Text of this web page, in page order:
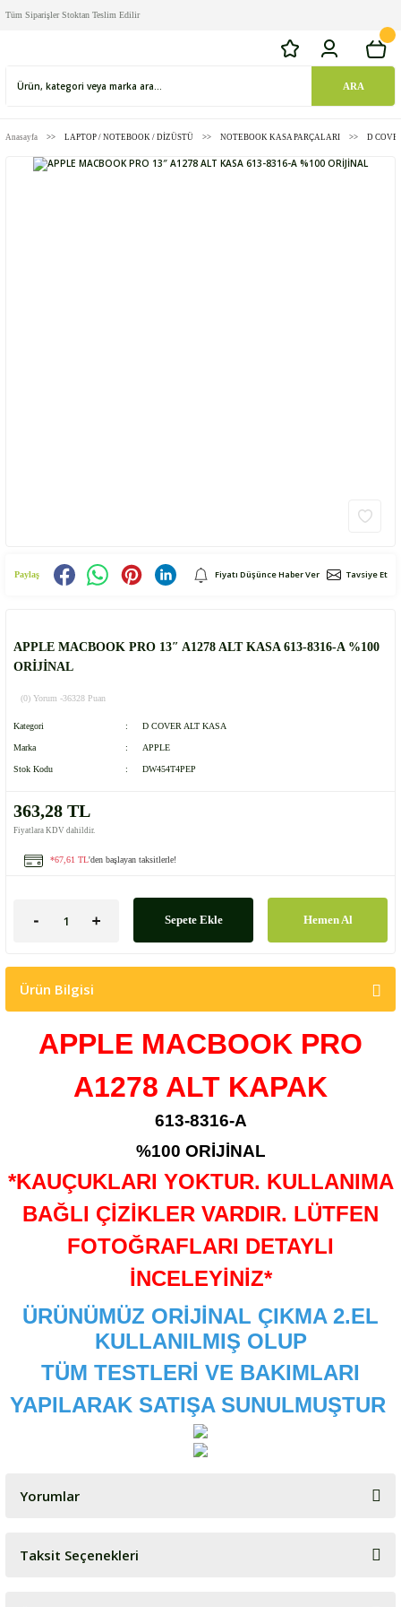
Tüm Siparişler Stoktan Teslim Edilir
ARA
Anasayfa LAPTOP / NOTEBOOK / DİZÜSTÜ NOTEBOOK KASA PARÇALARI D
Paylaş Fiyatı Düşünce Haber Ver Tavsiye Et
APPLE MACBOOK PRO 13″ A1278 ALT KASA 613-8316-A %100
ORİJİNAL
(0) Yorum -36328 Puan
Kategori D COVER ALT KASA
Marka APPLE
Stok Kodu DW454T4PEP
363,28 TL
Fiyatlara KDV dahildir.
*67,61 TL'den başlayan taksitlerle!
Sepete Ekle Hemen Al
Ürün Bilgisi
APPLE MACBOOK PRO
A1278 ALT KAPAK
613-8316-A
%100 ORİJİNAL
*KAUÇUKLARI YOKTUR. KULLANIMA
BAĞLI ÇİZİKLER VARDIR. LÜTFEN
FOTOĞRAFLARI DETAYLI
İNCELEYİNİZ*
ÜRÜNÜMÜZ ORİJİNAL ÇIKMA 2.EL
KULLANILMIŞ OLUP
TÜM TESTLERİ VE BAKIMLARI
YAPILARAK SATIŞA SUNULMUŞTUR
Yorumlar
Bu ürüne ilk yorumu siz yapın!
Taksit Seçenekleri